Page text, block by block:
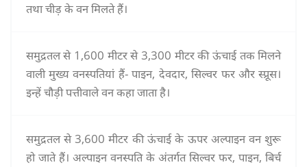
तथा चीड़ के वन मिलते हैं।
समुद्रतल से 1,600 मीटर से 3,300 मीटर की ऊंचाई तक मिलने
वाली मुख्य वनस्पतियां हैं- पाइन, देवदार, सिल्वर फर और स्प्रूस।
इन्हें चौड़ी पत्तीवाले वन कहा जाता है।
समुद्रतल से 3,600 मीटर की ऊंचाई के ऊपर अल्पाइन वन शुरू
हो जाते हैं। अल्पाइन वनस्पति के अंतर्गत सिल्वर फर, पाइन, बिर्च